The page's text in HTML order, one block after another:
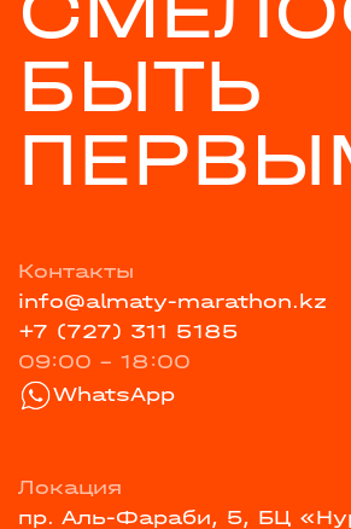
БЫТЬ
Контакты
info@almaty-marathon.kz
+7 (727) 311 5185
09:00 - 18:00
WhatsApp
Локация
пр. Аль-Фараби, 5, БЦ